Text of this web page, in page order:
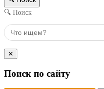
🔍 Поиск
✕
Поиск по сайту